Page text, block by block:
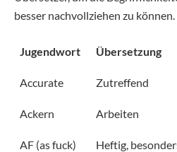
besser nachvollziehen zu können.
Jugendwort Übersetzung
Accurate Zutreffend
Ackern Arbeiten
AF (as fuck) Heftig,